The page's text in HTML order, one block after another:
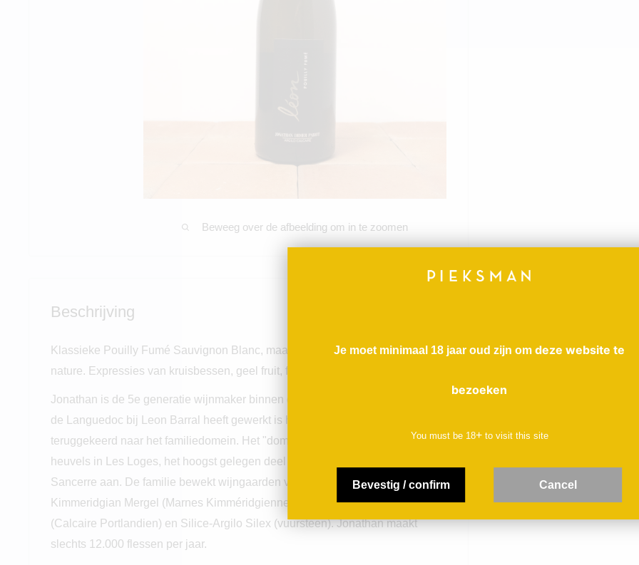
Beweeg over de afbeelding om in te zoomen
Beschrijving
Klassieke Pouilly Fumé Sauvignon Blanc, maar dan biodynamisch en vin
nature. Expressies van kruisbessen, geel fruit, frisse limoen, buxus en appel.
Jonathan is de 5e generatie wijnmaker binnen de Pabiot familie. Nadat hij in
de Languedoc bij Leon Barral heeft gewerkt is hij op 21-jarige leeftijd
teruggekeerd naar het familiedomein. Het "domaine" is gesitueerd op de
heuvels in Les Loges, het hoogst gelegen deel van Pouilly Fumé, dicht tegen
Sancerre aan. De familie bewekt wijngaarden van drie verschillende bodems:
Kimmeridgian Mergel (Marnes Kimméridgiennes), Portlandische Kalksteen
(Calcaire Portlandien) en Silice-Argilo Silex (vuursteen). Jonathan maakt
slechts 12.000 flessen per jaar.
Je moet minimaal 18 jaar oud zijn om deze website te
bezoeken
You must be 18+to visit this site
Bevestig / confirm Cancel